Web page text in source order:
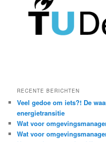
RECENTE BERICHTEN
Veel gedoe om iets?! De
energietransitie
Wat voor
Wat voor